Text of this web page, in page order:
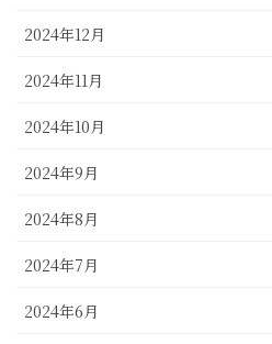
2024年12月
2024年11月
2024年10月
2024年9月
2024年8月
2024年7月
2024年6月